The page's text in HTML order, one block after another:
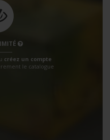
créez un compte
le catalogue